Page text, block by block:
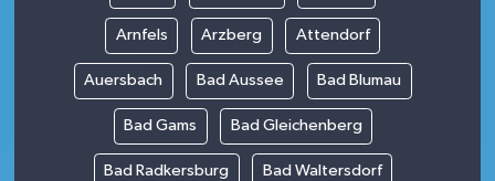
Arnfels Arzberg Attendorf
Auersbach Bad Aussee Bad Blumau
Bad Gams Bad Gleichenberg
Bad Radkersburg Bad Waltersdorf